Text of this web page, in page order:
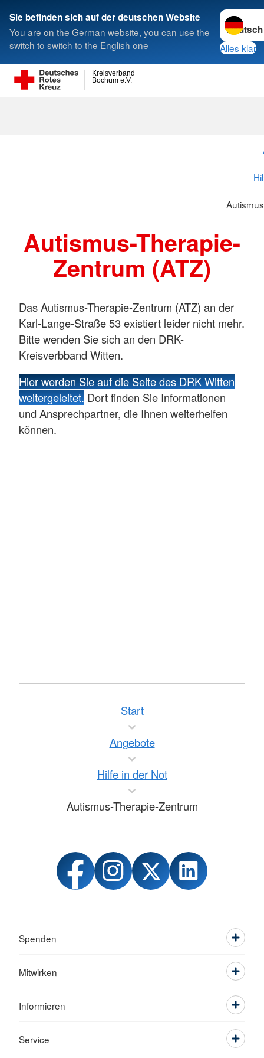
Sie befinden sich auf der deutschen Website
You are on the German website, you can use the
switch to switch to the English one
Sprache
Alles klar
Bochum e.V.
Kreisverband
Suche
Autismus-Therapie-
Zentrum (ATZ)
Das Autismus-Therapie-Zentrum (ATZ) an der
Karl-Lange-Straße 53 existiert leider nicht mehr.
Bitte wenden Sie sich an den DRK-
Kreisverbband Witten.
Hier werden Sie auf die Seite des DRK Witten
weitergeleitet. Dort finden Sie Informationen
und Ansprechpartner, die Ihnen weiterhelfen
können.
Start
Angebote
Hilfe in der Not
Autismus-Therapie-Zentrum
Spenden
Mitwirken
Informieren
Service